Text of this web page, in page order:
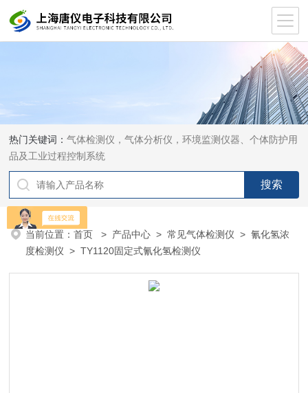
热门关键词：气体检测仪，气体分析仪，环境监测仪器、个体防护用
品及工业过程控制系统
当前位置：首页 > 产品中心 >常见气体检测仪 >氰化氢浓
度检测仪 > TY1120固定式氰化氢检测仪